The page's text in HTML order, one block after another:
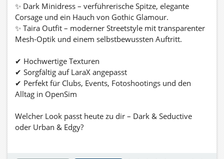
✨ Dark Minidress – verführerische Spitze, elegante
Corsage und ein Hauch von Gothic Glamour.
✨ Taira Outfit – moderner Streetstyle mit transparenter
Mesh-Optik und einem selbstbewussten Auftritt.
✔ Hochwertige Texturen
✔ Sorgfältig auf LaraX angepasst
✔ Perfekt für Clubs, Events, Fotoshootings und den
Alltag in OpenSim
Welcher Look passt heute zu dir – Dark & Seductive
oder Urban & Edgy?